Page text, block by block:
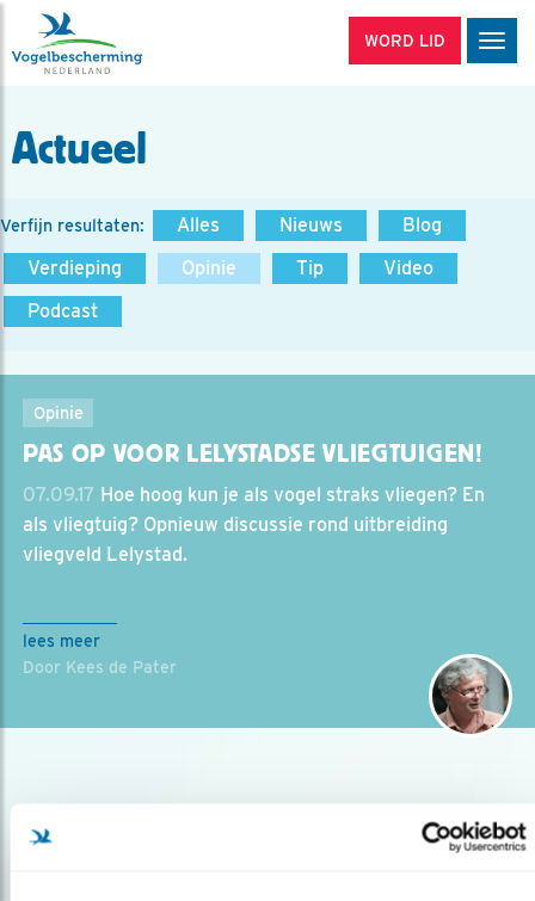
WORD LID
Actueel
Verfijn resultaten: Alles Nieuws
Blog
Verdieping
Opinie Tip
Video
Podcast
Opinie
PAS OP VOOR LELYSTADSE VLIEGTUIGEN!
07.09.17 Hoe hoog kun je als vogel straks vliegen? En
als vliegtuig? Opnieuw discussie rond uitbreiding
vliegveld Lelystad.
lees meer
Door Kees de Pater